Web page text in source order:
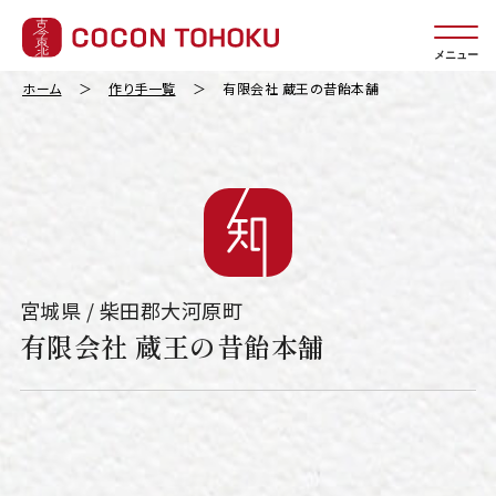
メニュー
ホーム 作り手一覧 有限会社 蔵王の昔飴本舗
宮城県 / 柴田郡大河原町
有限会社 蔵王の昔飴本舗